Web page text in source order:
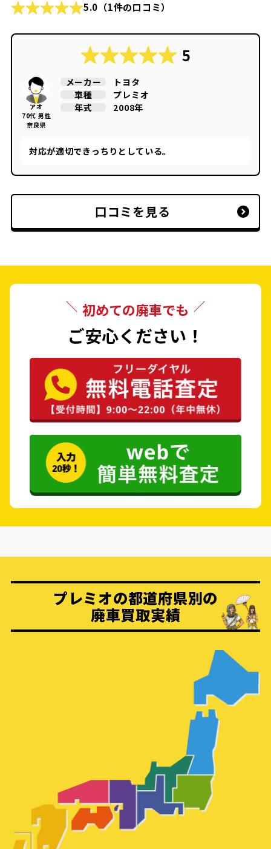
5.0 （1件の口コミ）
5
アオ
70代 男性
奈良県
メーカー
トヨタ
車種
プレミオ
年式
2008年
対応が適切できっちりとしている。
口コミを見る
初めての廃車でも
ご安心ください！
プレミオの都道府県別の
廃車買取実績